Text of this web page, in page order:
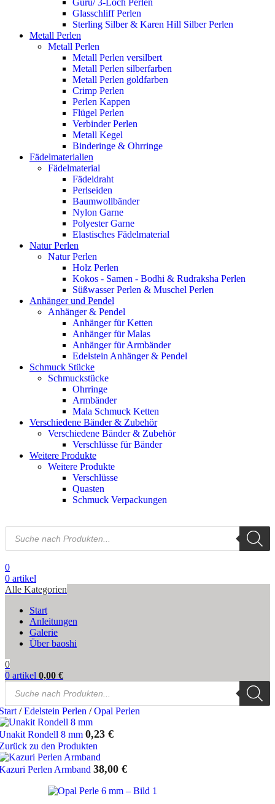
Guru/ 3-Loch Perlen
Glasschliff Perlen
Sterling Silber & Karen Hill Silber Perlen
Metall Perlen
Metall Perlen
Metall Perlen versilbert
Metall Perlen silberfarben
Metall Perlen goldfarben
Crimp Perlen
Perlen Kappen
Flügel Perlen
Verbinder Perlen
Metall Kegel
Binderinge & Ohrringe
Fädelmaterialien
Fädelmaterial
Fädeldraht
Perlseiden
Baumwollbänder
Nylon Garne
Polyester Garne
Elastisches Fädelmaterial
Natur Perlen
Natur Perlen
Holz Perlen
Kokos - Samen - Bodhi & Rudraksha Perlen
Süßwasser Perlen & Muschel Perlen
Anhänger und Pendel
Anhänger & Pendel
Anhänger für Ketten
Anhänger für Malas
Anhänger für Armbänder
Edelstein Anhänger & Pendel
Schmuck Stücke
Schmuckstücke
Ohrringe
Armbänder
Mala Schmuck Ketten
Verschiedene Bänder & Zubehör
Verschiedene Bänder & Zubehör
Verschlüsse für Bänder
Weitere Produkte
Weitere Produkte
Verschlüsse
Quasten
Schmuck Verpackungen
Products
search
0
0 artikel
Alle Kategorien
Start
Anleitungen
Galerie
Über baoshi
0
0 artikel 0,00 €
Products
search
/ Edelstein Perlen / Opal Perlen
Rondell 8 mm 0,23 €
zu den Produkten
Perlen Armband 38,00 €